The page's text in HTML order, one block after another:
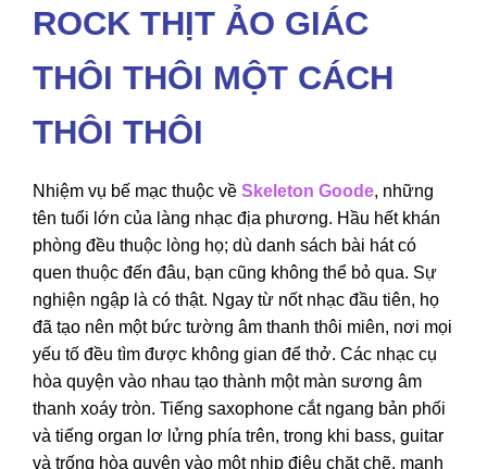
ROCK THỊT ẢO GIÁC
THÔI THÔI MỘT CÁCH
THÔI THÔI
Nhiệm vụ bế mạc thuộc về Skeleton Goode, những
tên tuổi lớn của làng nhạc địa phương. Hầu hết khán
phòng đều thuộc lòng họ; dù danh sách bài hát có
quen thuộc đến đâu, bạn cũng không thể bỏ qua. Sự
nghiện ngập là có thật. Ngay từ nốt nhạc đầu tiên, họ
đã tạo nên một bức tường âm thanh thôi miên, nơi mọi
yếu tố đều tìm được không gian để thở. Các nhạc cụ
hòa quyện vào nhau tạo thành một màn sương âm
thanh xoáy tròn. Tiếng saxophone cắt ngang bản phối
và tiếng organ lơ lửng phía trên, trong khi bass, guitar
và trống hòa quyện vào một nhịp điệu chặt chẽ, mạnh